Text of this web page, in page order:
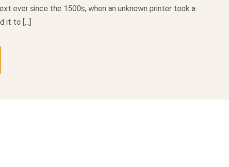
ever since the 1500s, when an unknown printer took a
it to [...]